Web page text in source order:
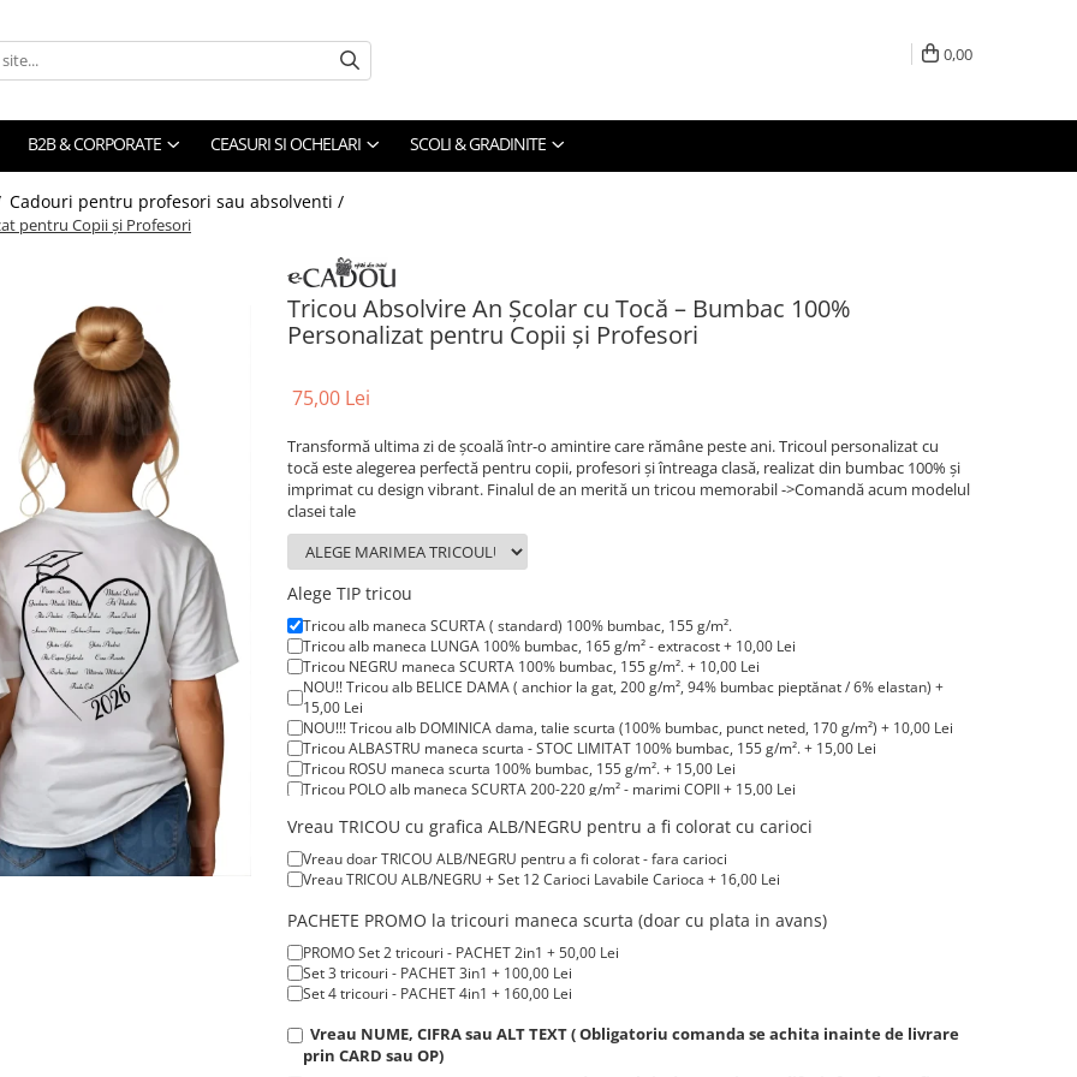
0,00
B2B & CORPORATE CEASURI SI OCHELARI SCOLI & GRADINITE
Cadouri pentru profesori sau absolventi /
pentru Copii și Profesori
Tricou Absolvire An Școlar cu Tocă – Bumbac 100%
Personalizat pentru Copii și Profesori
75,00 Lei
Transformă ultima zi de școală într-o amintire care rămâne peste ani. Tricoul personalizat cu
tocă este alegerea perfectă pentru copii, profesori și întreaga clasă, realizat din bumbac 100% și
imprimat cu design vibrant. Finalul de an merită un tricou memorabil ->Comandă acum modelul
clasei tale
Alege TIP tricou
Tricou alb maneca SCURTA ( standard) 100% bumbac, 155 g/m².
Tricou alb maneca LUNGA 100% bumbac, 165 g/m² - extracost + 10,00 Lei
Tricou NEGRU maneca SCURTA 100% bumbac, 155 g/m². + 10,00 Lei
NOU!! Tricou alb BELICE DAMA ( anchior la gat, 200 g/m², 94% bumbac pieptănat / 6% elastan) +
15,00 Lei
NOU!!! Tricou alb DOMINICA dama, talie scurta (100% bumbac, punct neted, 170 g/m²) + 10,00 Lei
Tricou ALBASTRU maneca scurta - STOC LIMITAT 100% bumbac, 155 g/m². + 15,00 Lei
Tricou ROSU maneca scurta 100% bumbac, 155 g/m². + 15,00 Lei
Tricou POLO alb maneca SCURTA 200-220 g/m² - marimi COPII + 15,00 Lei
Tricou ROSU maneca LUNGA ( STOC LIMITAT) 100% bumbac, 165 g/m² - extracost + 20,00 Lei
Vreau TRICOU cu grafica ALB/NEGRU pentru a fi colorat cu carioci
Vreau doar TRICOU ALB/NEGRU pentru a fi colorat - fara carioci
Vreau TRICOU ALB/NEGRU + Set 12 Carioci Lavabile Carioca + 16,00 Lei
PACHETE PROMO la tricouri maneca scurta (doar cu plata in avans)
PROMO Set 2 tricouri - PACHET 2in1 + 50,00 Lei
Set 3 tricouri - PACHET 3in1 + 100,00 Lei
Set 4 tricouri - PACHET 4in1 + 160,00 Lei
Vreau NUME, CIFRA sau ALT TEXT ( Obligatoriu comanda se achita inainte de livrare
prin CARD sau OP)